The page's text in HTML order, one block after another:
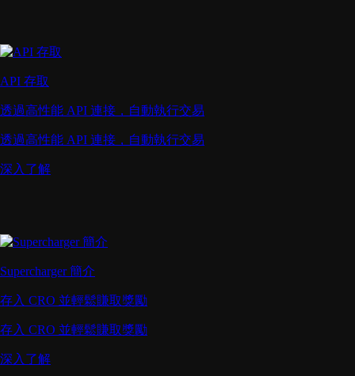
API 存取
透過高性能 API 連接，自動執行交易
透過高性能 API 連接，自動執行交易
深入了解
Supercharger 簡介
存入 CRO 並輕鬆賺取獎勵
存入 CRO 並輕鬆賺取獎勵
深入了解